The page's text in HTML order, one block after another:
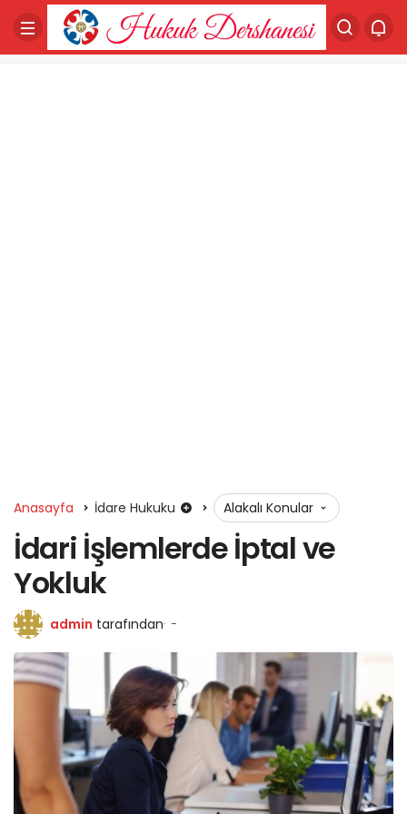
Anasayfa İdare Hukuku Alakalı Konular
İdari İşlemlerde İptal ve
Yokluk
admin tarafından -